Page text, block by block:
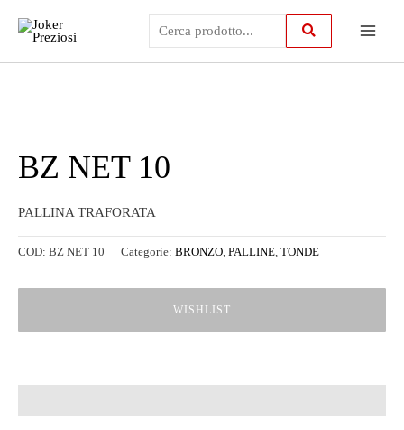
contenuto
BZ NET 10
PALLINA TRAFORATA
COD: BZ NET 10 Categorie: BRONZO, PALLINE, TONDE
WISHLIST